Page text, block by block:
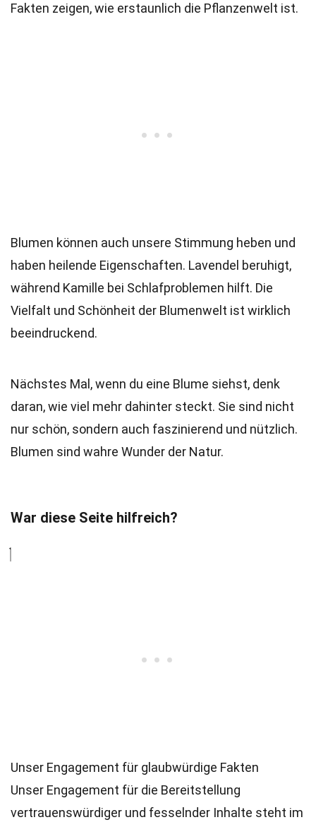
Fakten zeigen, wie erstaunlich die Pflanzenwelt ist.
Blumen können auch unsere Stimmung heben und
haben heilende Eigenschaften. Lavendel beruhigt,
während Kamille bei Schlafproblemen hilft. Die
Vielfalt und Schönheit der Blumenwelt ist wirklich
beeindruckend.
Nächstes Mal, wenn du eine Blume siehst, denk
daran, wie viel mehr dahinter steckt. Sie sind nicht
nur schön, sondern auch faszinierend und nützlich.
Blumen sind wahre Wunder der Natur.
War diese Seite hilfreich?
Unser Engagement für glaubwürdige Fakten
Unser Engagement für die Bereitstellung
vertrauenswürdiger und fesselnder Inhalte steht im